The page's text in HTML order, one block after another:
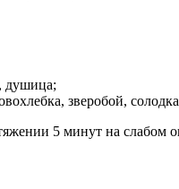
душица;
зверобой,
5 минут на слабом